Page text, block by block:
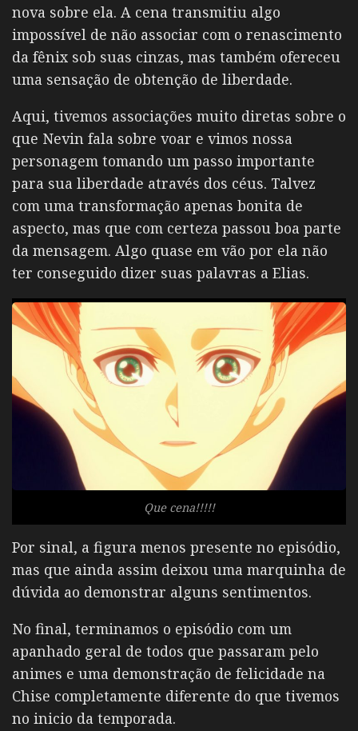
nova sobre ela. A cena transmitiu algo
impossível de não associar com o renascimento
da fênix sob suas cinzas, mas também ofereceu
uma sensação de obtenção de liberdade.
Aqui, tivemos associações muito diretas sobre o
que Nevin fala sobre voar e vimos nossa
personagem tomando um passo importante
para sua liberdade através dos céus. Talvez
com uma transformação apenas bonita de
aspecto, mas que com certeza passou boa parte
da mensagem. Algo quase em vão por ela não
ter conseguido dizer suas palavras a Elias.
Que cena!!!!!
Por sinal, a figura menos presente no episódio,
mas que ainda assim deixou uma marquinha de
dúvida ao demonstrar alguns sentimentos.
No final, terminamos o episódio com um
apanhado geral de todos que passaram pelo
animes e uma demonstração de felicidade na
Chise completamente diferente do que tivemos
no inicio da temporada.